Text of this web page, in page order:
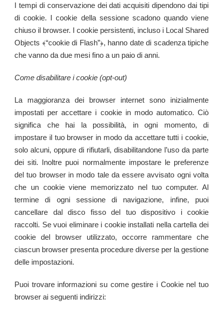
I tempi di conservazione dei dati acquisiti dipendono dai tipi
di cookie. I cookie della sessione scadono quando viene
chiuso il browser. I cookie persistenti, incluso i Local Shared
Objects ﴾“cookie di Flash”﴿, hanno date di scadenza tipiche
che vanno da due mesi fino a un paio di anni.
Come disabilitare i cookie (opt-out)
La maggioranza dei browser internet sono inizialmente
impostati per accettare i cookie in modo automatico. Ciò
significa che hai la possibilità, in ogni momento, di
impostare il tuo browser in modo da accettare tutti i cookie,
solo alcuni, oppure di rifiutarli, disabilitandone l’uso da parte
dei siti. Inoltre puoi normalmente impostare le preferenze
del tuo browser in modo tale da essere avvisato ogni volta
che un cookie viene memorizzato nel tuo computer. Al
termine di ogni sessione di navigazione, infine, puoi
cancellare dal disco fisso del tuo dispositivo i cookie
raccolti. Se vuoi eliminare i cookie installati nella cartella dei
cookie del browser utilizzato, occorre rammentare che
ciascun browser presenta procedure diverse per la gestione
delle impostazioni.
Puoi trovare informazioni su come gestire i Cookie nel tuo
browser ai seguenti indirizzi: